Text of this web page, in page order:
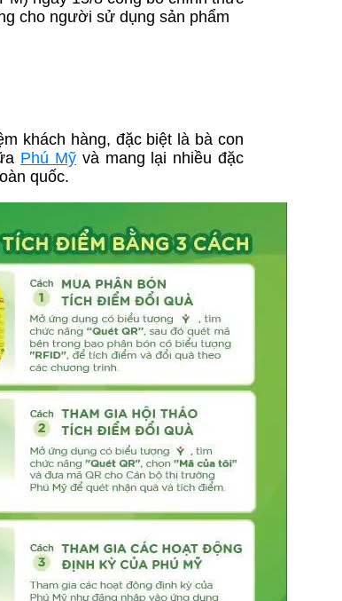
cho người sử dụng sản phẩm
khách hàng, đặc biệt là bà con
Phú Mỹvà mang lại nhiều đặc
quốc.